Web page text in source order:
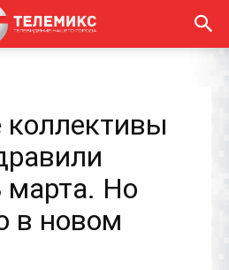
коллективы
Но
в новом